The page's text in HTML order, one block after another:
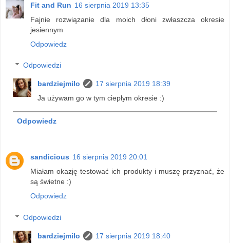
Fit and Run 16 sierpnia 2019 13:35
Fajnie rozwiązanie dla moich dłoni zwłaszcza okresie
jesiennym
Odpowiedz
Odpowiedzi
bardziejmilo
17 sierpnia 2019 18:39
Ja używam go w tym ciepłym okresie :)
Odpowiedz
sandicious 16 sierpnia 2019 20:01
Miałam okazję testować ich produkty i muszę przyznać, że
są świetne :)
Odpowiedz
Odpowiedzi
bardziejmilo 17 sierpnia 2019 18:40